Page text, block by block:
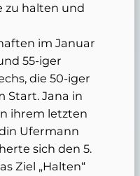
zu halten und
im Januar
55-iger
die 50-iger
Start. Jana in
ihrem letzten
Ufermann
sich den 5.
Ziel „Halten“